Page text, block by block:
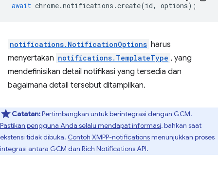
await chrome.notifications .create(id, options);
notifications.NotificationOptions harus
menyertakan notifications.TemplateType , yang
mendefinisikan detail notifikasi yang tersedia dan
bagaimana detail tersebut ditampilkan.
Catatan:Pertimbangkan untuk berintegrasi dengan GCM.
Pastikan pengguna Anda selalu mendapat informasi, bahkan saat
ekstensi tidak dibuka. Contoh XMPP-notificationsmenunjukkan proses
integrasi antara GCM dan Rich Notifications API.